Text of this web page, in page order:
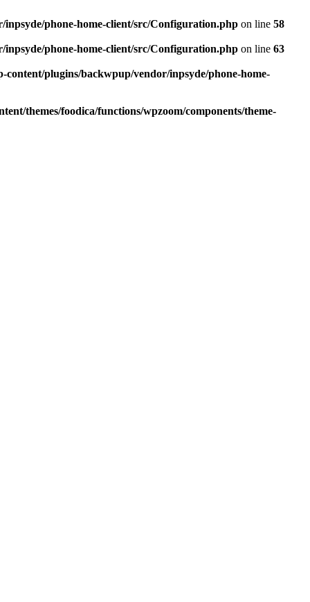
phone-home-client/src/Configuration.php on line 58
phone-home-client/src/Configuration.php on line 63
content/plugins/backwpup/vendor/inpsyde/phone-home-
themes/foodica/functions/wpzoom/components/theme-